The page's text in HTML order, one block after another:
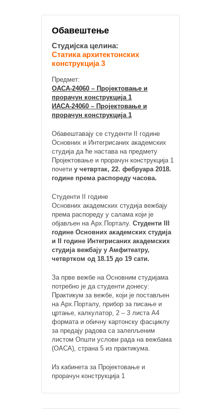
Обавештење
Студијска целина:
Статика архитектонских
конструкција 3
Предмет:
ОАСА-24060 – Пројектовање и
прорачун конструкција 1
ИАСА-24060 – Пројектовање и
прорачун конструкција 1
Обавештавају се студенти II године
Основних и Интегрисаних академских
студија да ће настава на предмету
Пројектовање и прорачун конструкција 1
почети у четвртак, 22. фебруара 2018.
године према распореду часова.
Студенти II године
Основних академских студија вежбају
према распореду у салама који је
објављен на Арх.Порталу. Студенти III
године Основних академских студија
и II године Интегрисаних академских
студија вежбају у Амфитеатру,
четвртком од 18.15 до 19 сати.
За прве вежбе на Основним студијама
потребно је да студенти донесу:
Практикум за вежбе, који је постављен
на Арх.Порталу, прибор за писање и
цртање, калкулатор, 2 – 3 листа А4
формата и обичну картонску фасциклу
за предају радова са залепљеним
листом Општи услови рада на вежбама
(ОАСА), страна 5 из практикума.
Из кабинета за Пројектовање и
прорачун конструкција 1